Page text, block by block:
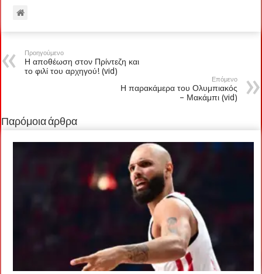
Προηγούμενο
Η αποθέωση στον Πρίντεζη και
το φιλί του αρχηγού! (vid)
Επόμενο
Η παρακάμερα του Ολυμπιακός
– Μακάμπι (vid)
Παρόμοια άρθρα